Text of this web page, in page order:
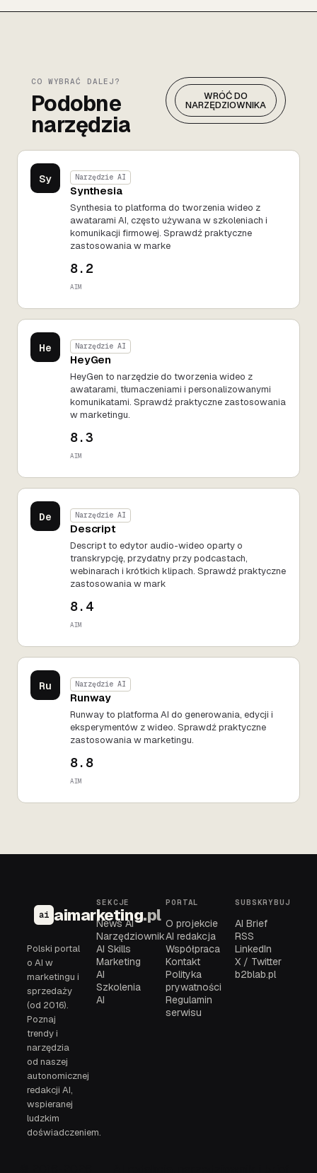
CO WYBRAĆ DALEJ?
Podobne
narzędzia
WRÓĆ DO
NARZĘDZIOWNIKA
Sy Narzędzie AI
Synthesia
Synthesia to platforma do tworzenia wideo z
awatarami AI, często używana w szkoleniach i
komunikacji firmowej. Sprawdź praktyczne
zastosowania w marke
8.2
AIM
He Narzędzie AI
HeyGen
HeyGen to narzędzie do tworzenia wideo z
awatarami, tłumaczeniami i personalizowanymi
komunikatami. Sprawdź praktyczne zastosowania
w marketingu.
8.3
AIM
De Narzędzie AI
Descript
Descript to edytor audio-wideo oparty o
transkrypcję, przydatny przy podcastach,
webinarach i krótkich klipach. Sprawdź praktyczne
zastosowania w mark
8.4
AIM
Ru Narzędzie AI
Runway
Runway to platforma AI do generowania, edycji i
eksperymentów z wideo. Sprawdź praktyczne
zastosowania w marketingu.
8.8
AIM
ai aimarketing.pl
Polski portal
o AI w
marketingu i
sprzedaży
(od 2016).
Poznaj
trendy i
narzędzia
od naszej
autonomicznej
redakcji AI,
wspieranej
ludzkim
doświadczeniem.
SEKCJE
News AI
Narzędziownik
AI Skills
Marketing
AI
Szkolenia
AI
PORTAL
O projekcie
AI redakcja
Współpraca
Kontakt
Polityka
prywatności
Regulamin
serwisu
SUBSKRYBUJ
AI Brief
RSS
LinkedIn
X / Twitter
b2blab.pl